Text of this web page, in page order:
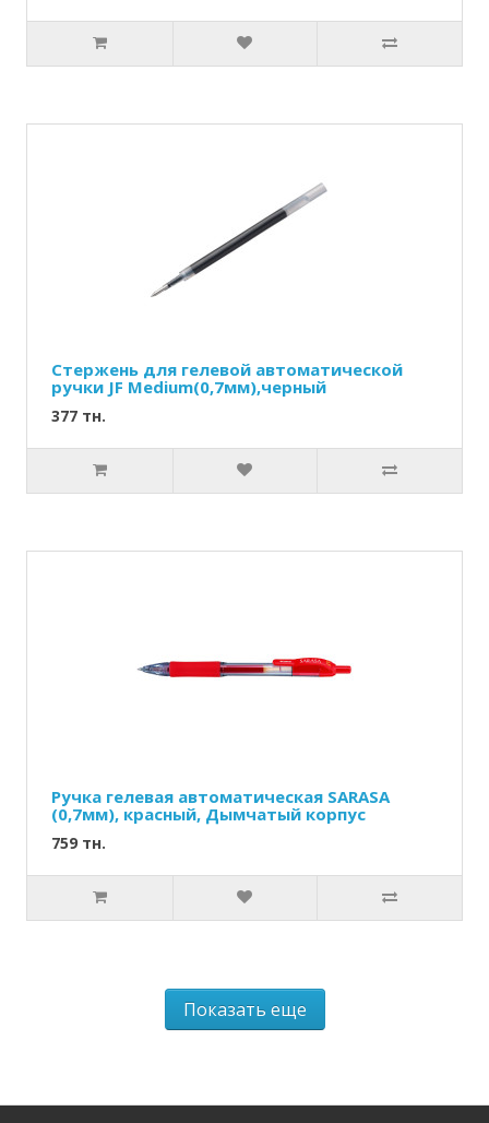
Стержень для гелевой автоматической
ручки JF Medium(0,7мм),черный
377 тн.
Ручка гелевая автоматическая SARASA
(0,7мм), красный, Дымчатый корпус
759 тн.
Показать еще